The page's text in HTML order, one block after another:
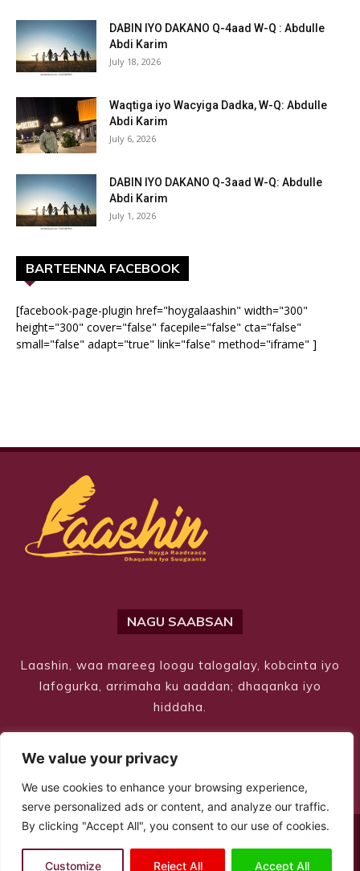
We value your privacy
We use cookies to enhance your browsing experience,
serve personalized ads or content, and analyze our traffic.
By clicking "Accept All", you consent to our use of cookies.
Customize Reject All Accept All
DABIN IYO DAKANO Q-4aad W-Q : Abdulle
Abdi Karim
July 18, 2026
Waqtiga iyo Wacyiga Dadka, W-Q: Abdulle
Abdi Karim
July 6, 2026
DABIN IYO DAKANO Q-3aad W-Q: Abdulle
Abdi Karim
July 1, 2026
BARTEENNA FACEBOOK
[facebook-page-plugin href="hoygalaashin" width="300"
height="300" cover="false" facepile="false" cta="false"
small="false" adapt="true" link="false" method="iframe" ]
NAGU SAABSAN
Laashin, waa mareeg loogu talogalay, kobcinta iyo
lafogurka, arrimaha ku aaddan; dhaqanka iyo
hiddaha.
© Copyright 2026 – Laashin. All Rights Reserved